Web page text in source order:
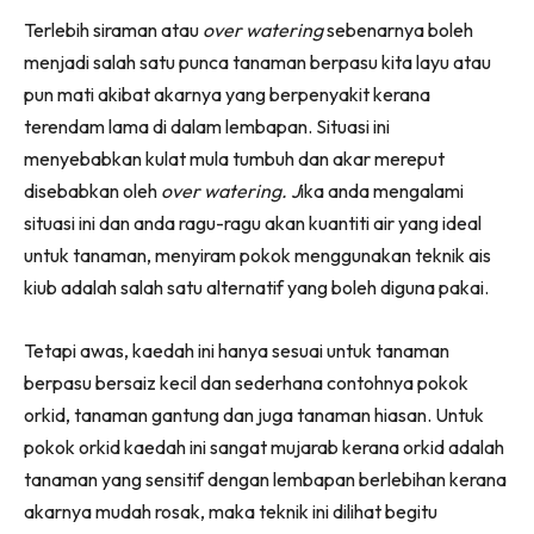
Ruang Tamu
Menarik Lagi
Casa Impiana
Kafe
High Rise
Landed
Video
Beli Di Mana
Buat Sendiri
Ilham Impiana
(Twitter)
Terlebih siraman atau over wateringsebenarnya boleh
menjadi salah satu punca tanaman berpasu kita layu atau
pun mati akibat akarnya yang berpenyakit kerana
terendam lama di dalam lembapan. Situasi ini
menyebabkan kulat mula tumbuh dan akar mereput
disebabkan oleh over watering. Jika anda mengalami
situasi ini dan anda ragu-ragu akan kuantiti air yang ideal
untuk tanaman, menyiram pokok menggunakan teknik ais
kiub adalah salah satu alternatif yang boleh diguna pakai.
Tetapi awas, kaedah ini hanya sesuai untuk tanaman
berpasu bersaiz kecil dan sederhana contohnya pokok
orkid, tanaman gantung dan juga tanaman hiasan. Untuk
pokok orkid kaedah ini sangat mujarab kerana orkid adalah
tanaman yang sensitif dengan lembapan berlebihan kerana
akarnya mudah rosak, maka teknik ini dilihat begitu